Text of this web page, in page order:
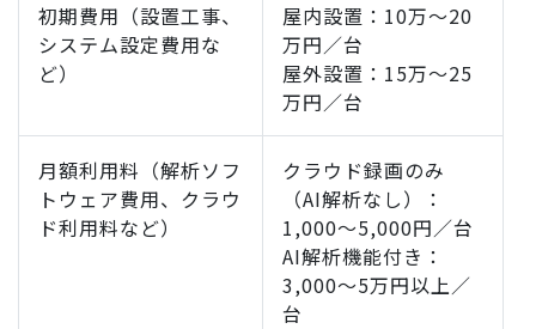
初期費用（設置工事、
システム設定費用な
ど）
屋内設置：10万～20
万円／台
屋外設置：15万～25
万円／台
月額利用料（解析ソフ
トウェア費用、クラウ
ド利用料など）
クラウド録画のみ
（AI解析なし）：
1,000～5,000円／台
AI解析機能付き：
3,000～5万円以上／
台